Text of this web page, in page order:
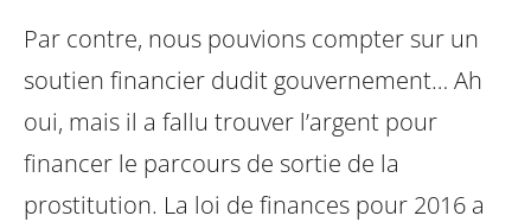
Par contre, nous pouvions compter sur un
soutien financier dudit gouvernement… Ah
oui, mais il a fallu trouver l’argent pour
financer le parcours de sortie de la
prostitution. La loi de finances pour 2016 a